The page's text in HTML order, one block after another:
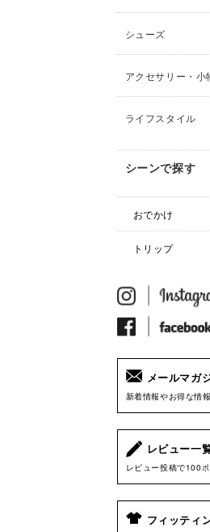
シューズ
アクセサリー・小
ライフスタイル
シーンで探す
おでかけ
トリップ
メールマガ
新着情報やお得な情
レビュー一
レビュー投稿で100
フィッティ